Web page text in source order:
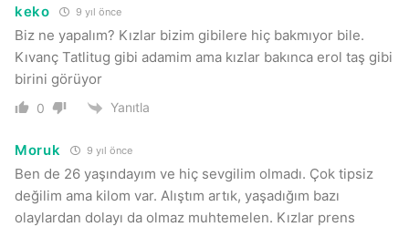
keko 9 yıl önce
Biz ne yapalım? Kızlar bizim gibilere hiç bakmıyor bile.
Kıvanç Tatlitug gibi adamim ama kızlar bakınca erol taş gibi
birini görüyor
0 Yanıtla
Moruk 9 yıl önce
Ben de 26 yaşındayım ve hiç sevgilim olmadı. Çok tipsiz
değilim ama kilom var. Alıştım artık, yaşadığım bazı
olaylardan dolayı da olmaz muhtemelen. Kızlar prens